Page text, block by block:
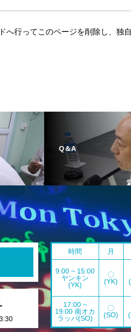
へ行ってこのページを削除し、独
Q＆A
時間 月
9:00 ~ 15:00
ヤンキン
(YK)
〇
(YK)
17:00 ~
19:00 南オカ
ラッパ(SO)
〇
(SO)